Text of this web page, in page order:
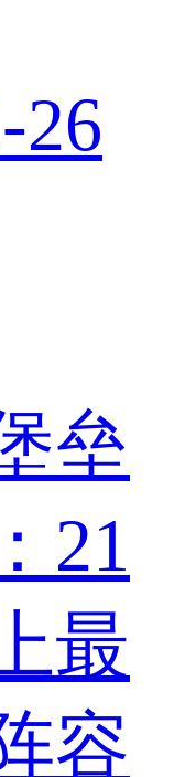
26
垒
21
最
容